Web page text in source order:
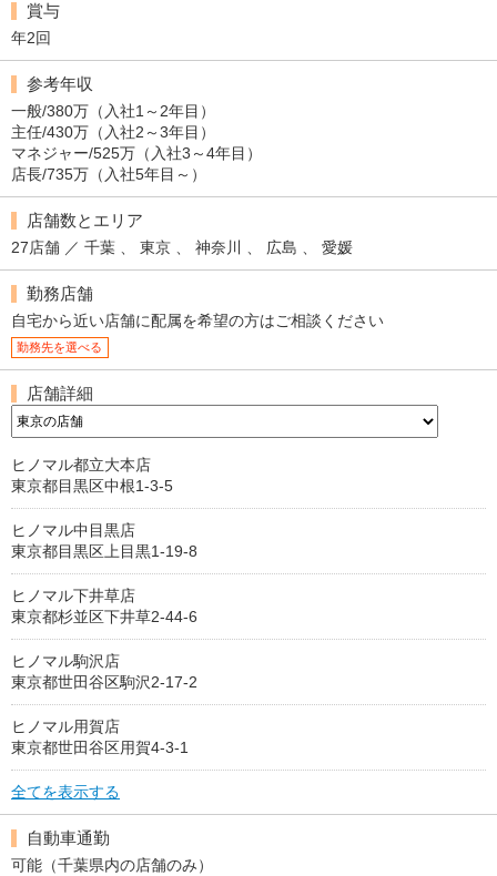
賞与
年2回
参考年収
一般/380万（入社1～2年目）
主任/430万（入社2～3年目）
マネジャー/525万（入社3～4年目）
店長/735万（入社5年目～）
店舗数とエリア
27店舗 ／ 千葉 、 東京 、 神奈川 、 広島 、 愛媛
勤務店舗
自宅から近い店舗に配属を希望の方はご相談ください
勤務先を選べる
店舗詳細
ヒノマル都立大本店
東京都目黒区中根1-3-5
ヒノマル中目黒店
東京都目黒区上目黒1-19-8
ヒノマル下井草店
東京都杉並区下井草2-44-6
ヒノマル駒沢店
東京都世田谷区駒沢2-17-2
ヒノマル用賀店
東京都世田谷区用賀4-3-1
全てを表示する
自動車通勤
可能（千葉県内の店舗のみ）